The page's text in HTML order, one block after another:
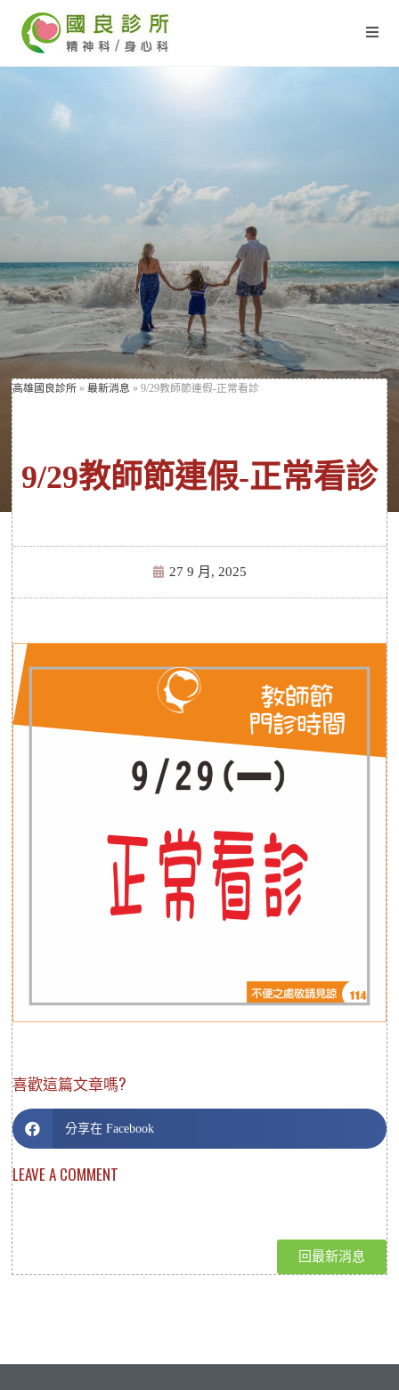
高雄國良診所 »最新消息 »9/29教師節連假-正常看診
9/29教師節連假-正常看診
27 9 月, 2025
喜歡這篇文章嗎?
分享在 Facebook
LEAVE A COMMENT
回最新消息